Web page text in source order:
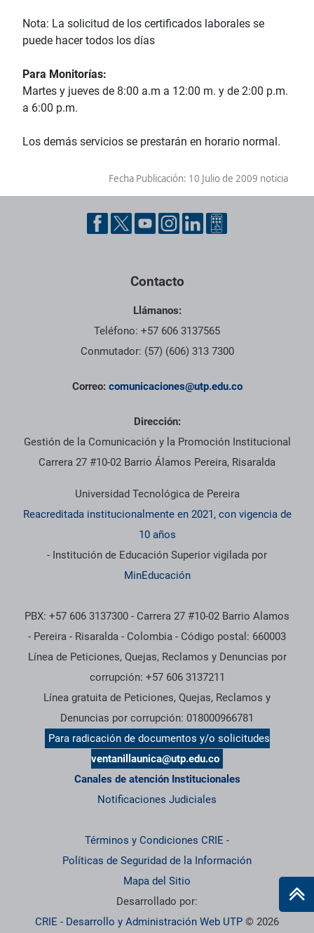
Nota: La solicitud de los certificados laborales se
puede hacer todos los días
Para Monitorías:
Martes y jueves de 8:00 a.m a 12:00 m. y de 2:00 p.m.
a 6:00 p.m.
Los demás servicios se prestarán en horario normal.
Fecha Publicación: 10 Julio de 2009 noticia
Contacto
Llámanos:
Teléfono: +57 606 3137565
Conmutador: (57) (606) 313 7300
Correo: comunicaciones@utp.edu.co
Dirección:
Gestión de la Comunicación y la Promoción Institucional
Carrera 27 #10-02 Barrio Álamos Pereira, Risaralda
Universidad Tecnológica de Pereira
Reacreditada institucionalmente en 2021, con vigencia de
10 años
- Institución de Educación Superior vigilada por
MinEducación
PBX: +57 606 3137300 - Carrera 27 #10-02 Barrio Alamos
- Pereira - Risaralda - Colombia - Código postal: 660003
Línea de Peticiones, Quejas, Reclamos y Denuncias por
corrupción: +57 606 3137211
Línea gratuita de Peticiones, Quejas, Reclamos y
Denuncias por corrupción: 018000966781
Para radicación de documentos y/o solicitudes
ventanillaunica@utp.edu.co
Canales de atención Institucionales
Notificaciones Judiciales
Términos y Condiciones CRIE -
Políticas de Seguridad de la Información
Mapa del Sitio
Desarrollado por:
CRIE - Desarrollo y Administración Web UTP © 2026